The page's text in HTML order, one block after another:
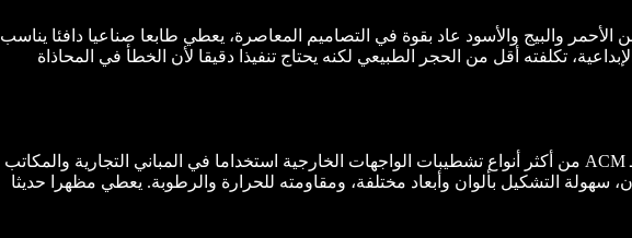
الأحمر والبيج والأسود عاد بقوة في التصاميم المعاصرة، يعطي طابعا صناعيا دافئا يناسب
تكلفته أقل من الحجر الطبيعي لكنه يحتاج تنفيذا دقيقا لأن الخطأ في المحاذاة
الألمنيوم المركب أو ما يعرف بالـ ACM من أكثر أنواع تشطيبات الواجهات الخارجية استخداما في المباني التجارية والمكاتب
سهولة التشكيل بألوان وأبعاد مختلفة، ومقاومته للحرارة والرطوبة. يعطي مظهرا حديثا